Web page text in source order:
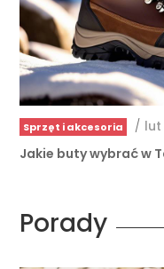
Sprzęt i akcesoria / lut
Jakie buty wybrać w